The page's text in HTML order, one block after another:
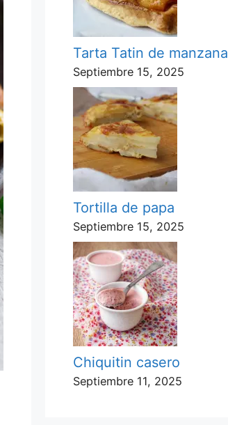
Tarta Tatin de manzana
Septiembre 15, 2025
Tortilla de papa
Septiembre 15, 2025
Chiquitin casero
Septiembre 11, 2025